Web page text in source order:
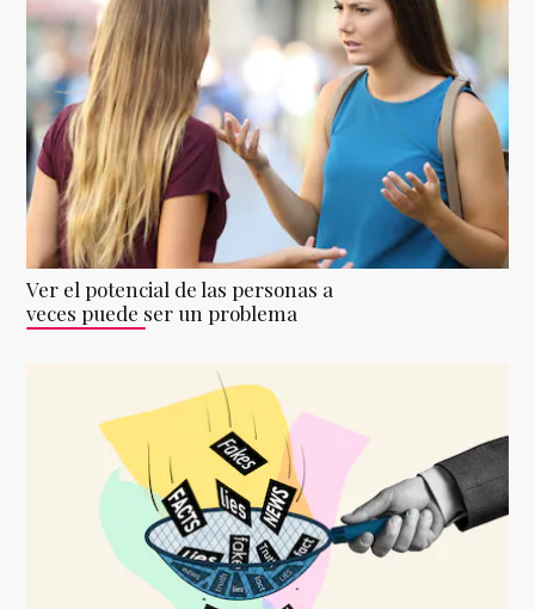
Ver el potencial de las personas a
veces puede ser un problema